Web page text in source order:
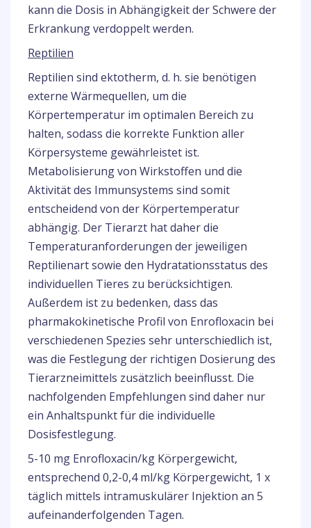
kann die Dosis in Abhängigkeit der Schwere der
Erkrankung verdoppelt werden.
Reptilien
Reptilien sind ektotherm, d. h. sie benötigen
externe Wärmequellen, um die
Körpertemperatur im optimalen Bereich zu
halten, sodass die korrekte Funktion aller
Körpersysteme gewährleistet ist.
Metabolisierung von Wirkstoffen und die
Aktivität des Immunsystems sind somit
entscheidend von der Körpertemperatur
abhängig. Der Tierarzt hat daher die
Temperaturanforderungen der jeweiligen
Reptilienart sowie den Hydratationsstatus des
individuellen Tieres zu berücksichtigen.
Außerdem ist zu bedenken, dass das
pharmakokinetische Profil von Enrofloxacin bei
verschiedenen Spezies sehr unterschiedlich ist,
was die Festlegung der richtigen Dosierung des
Tierarzneimittels zusätzlich beeinflusst. Die
nachfolgenden Empfehlungen sind daher nur
ein Anhaltspunkt für die individuelle
Dosisfestlegung.
5-10 mg Enrofloxacin/kg Körpergewicht,
entsprechend 0,2-0,4 ml/kg Körpergewicht, 1 x
täglich mittels intramuskulärer Injektion an 5
aufeinanderfolgenden Tagen.